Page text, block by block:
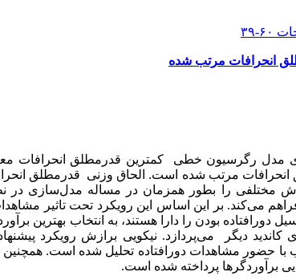
انحرافات مرتب شده
مدل رگرسیون خطی کمترین قدرمطلق انحرافات
انحرافات مرتب شده است. الحاق وزنی قدرمطلق
مختلفی را بطور همزمان در مساله مدل‌سازی در
می‌کند. بر این اساس این رویکرد تحت تاثیر
دورافتاده بودن را دارا هستند، به انتخاب بهترین
دیگر می‌پردازد. نیکویی برازش رویکرد
حضور مشاهدات دورافتاده تحلیل شده است. همچنین
برآوردگرها پرداخته شده است.